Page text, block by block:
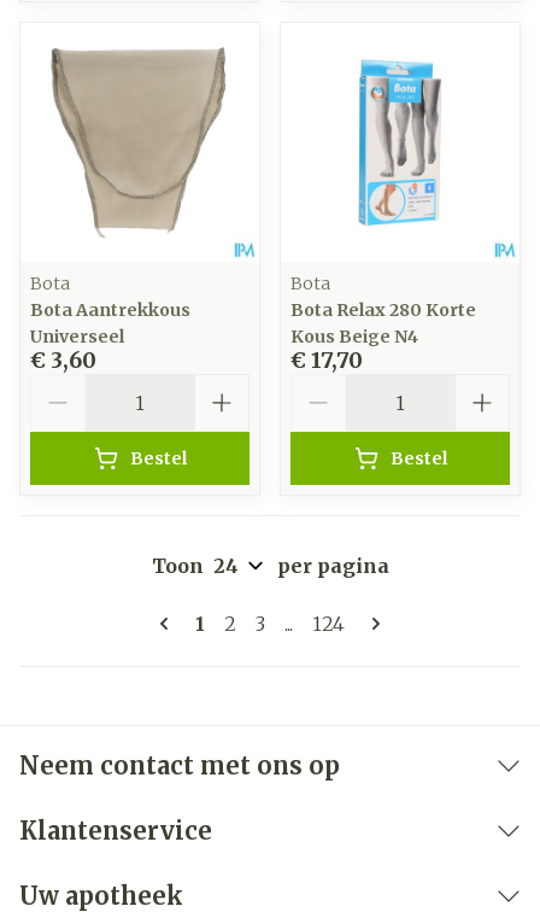
Bota
Bota Aantrekkous
Universeel
€ 3,60
Bestel
Bota
Bota Relax 280 Korte
Kous Beige N4
€ 17,70
Bestel
Pagina's
U lees momenteel pagina
1 Pagina
2 Pagina
3 ... Pagina
124
Toon per pagina
Neem contact met ons op
Klantenservice
Uw apotheek